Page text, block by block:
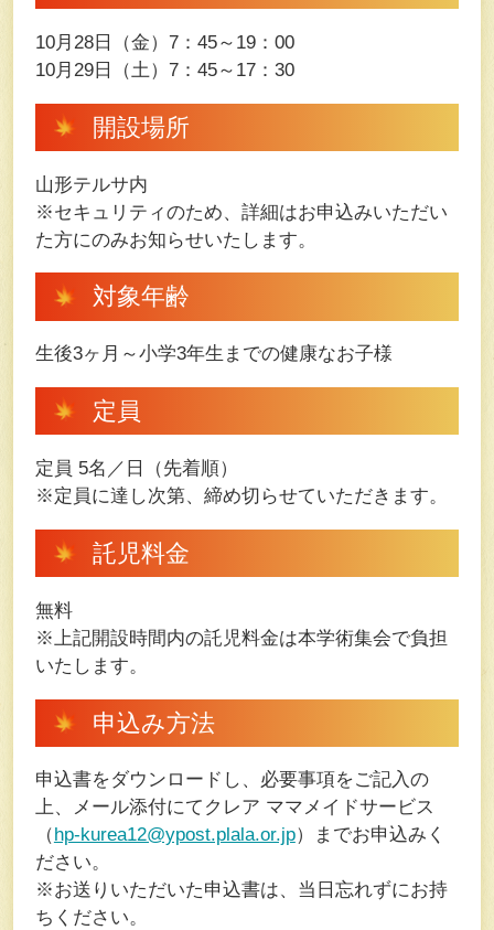
10月28日（金）7：45～19：00
10月29日（土）7：45～17：30
開設場所
山形テルサ内
※セキュリティのため、詳細はお申込みいただい
た方にのみお知らせいたします。
対象年齢
生後3ヶ月～小学3年生までの健康なお子様
定員
定員 5名／日（先着順）
※定員に達し次第、締め切らせていただきます。
託児料金
無料
※上記開設時間内の託児料金は本学術集会で負担
いたします。
申込み方法
申込書をダウンロードし、必要事項をご記入の
上、メール添付にてクレア ママメイドサービス
（ hp-kurea12@ypost.plala.or.jp）までお申込みく
ださい。
※お送りいただいた申込書は、当日忘れずにお持
ちください。